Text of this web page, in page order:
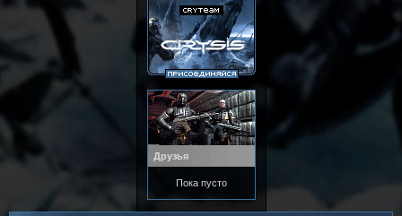
Друзья
Пока пусто